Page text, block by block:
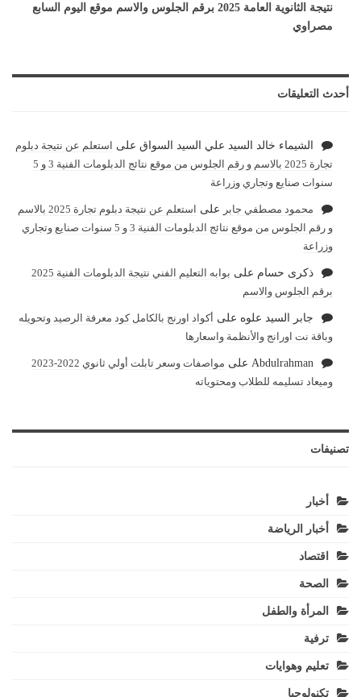
نتيجة الثانوية العامة 2025 برقم الجلوس والاسم موقع اليوم السابع
مصراوي
أحدث التعليقات
الشيماء خالد السيد علي السيد السواق على
استعلم عن نتيجة دبلوم
تجارة 2025 بالاسم و رقم الجلوس من موقع نتائج الدبلومات الفنية 3 و 5
سنوات صنايع وتجاري وزراعة
محمود مصطفي جابر على
استعلم عن نتيجة دبلوم تجارة 2025 بالاسم
و رقم الجلوس من موقع نتائج الدبلومات الفنية 3 و 5 سنوات صنايع وتجاري
وزراعة
ذكرى حسام على
بوابه التعليم الفني نتيجة الدبلومات الفنية 2025
برقم الجلوس والاسم
جابر السيد علوه على أكواد اورنج بالكامل كود معرفة الرصيد وتحويله
وباقة نت اورانج والأنظمة واسعارها
Abdulrahman على
مواصفات وسعر تابلت أولي ثانوي 2022-2023
وميعاد تسليمه للطلاب ومحتوياته
تصنيفات
أخبار
أخبار الرياضة
اقتصاد
الصحة
المرأة والطفل
ترفية
تعليم وهوايات
تكنولوجيا